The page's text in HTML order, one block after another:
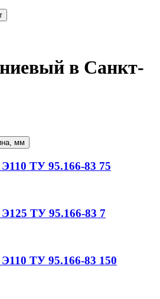
в Санкт-
мм
Э110 ТУ 95.166-83 75
Э125 ТУ 95.166-83 7
Э110 ТУ 95.166-83 150